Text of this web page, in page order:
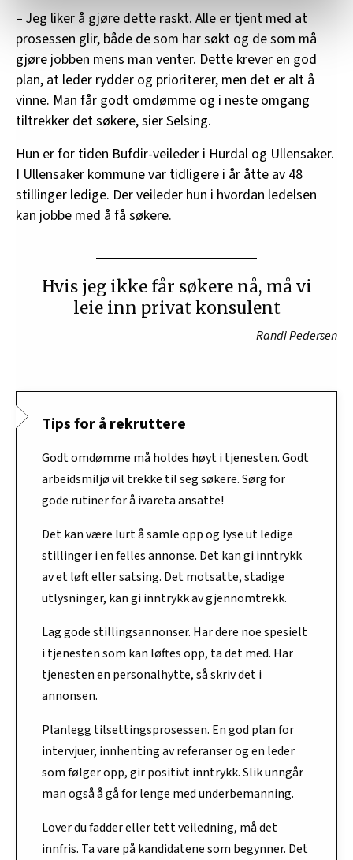
statistikk.
Vi deler bare informasjon om hvordan du bruker
nettstedet med LO Medias egne samarbeidspartnere
innenfor analyse og annonsering. Disse er angitt i
oversikten lengre ned på denne siden.
– Jeg liker å gjøre dette raskt. Alle er tjent med at
prosessen glir, både de som har søkt og de som må
gjøre jobben mens man venter. Dette krever en god
plan, at leder rydder og prioriterer, men det er alt å
vinne. Man får godt omdømme og i neste omgang
tiltrekker det søkere, sier Selsing.
Hun er for tiden Bufdir-veileder i Hurdal og Ullensaker.
I Ullensaker kommune var tidligere i år åtte av 48
stillinger ledige. Der veileder hun i hvordan ledelsen
kan jobbe med å få søkere.
Hvis jeg ikke får søkere nå, må vi
leie inn privat konsulent
Randi Pedersen
Tips for å rekruttere
Godt omdømme må holdes høyt i tjenesten. Godt
arbeidsmiljø vil trekke til seg søkere. Sørg for
gode rutiner for å ivareta ansatte!
Det kan være lurt å samle opp og lyse ut ledige
stillinger i en felles annonse. Det kan gi inntrykk
av et løft eller satsing. Det motsatte, stadige
utlysninger, kan gi inntrykk av gjennomtrekk.
Lag gode stillingsannonser. Har dere noe spesielt
i tjenesten som kan løftes opp, ta det med. Har
tjenesten en personalhytte, så skriv det i
annonsen.
Planlegg tilsettingsprosessen. En god plan for
intervjuer, innhenting av referanser og en leder
som følger opp, gir positivt inntrykk. Slik unngår
man også å gå for lenge med underbemanning.
Lover du fadder eller tett veiledning, må det
innfris. Ta vare på kandidatene som begynner. Det